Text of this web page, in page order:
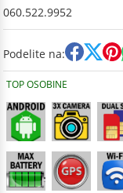
060.522.9952
Podelite na:
TOP OSOBINE